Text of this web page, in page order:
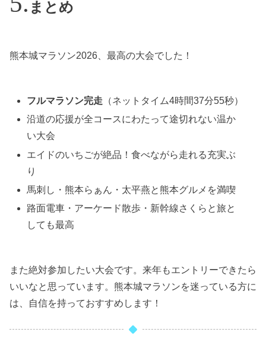
まとめ
熊本城マラソン2026、最高の大会でした！
フルマラソン完走 （ネットタイム4時間37分55秒）
沿道の応援が全コースにわたって途切れない温か
い大会
エイドのいちごが絶品！食べながら走れる充実ぶ
り
馬刺し・熊本らぁん・太平燕と熊本グルメを満喫
路面電車・アーケード散歩・新幹線さくらと旅と
しても最高
また絶対参加したい大会です。来年もエントリーできたら
いいなと思っています。熊本城マラソンを迷っている方に
は、自信を持っておすすめします！